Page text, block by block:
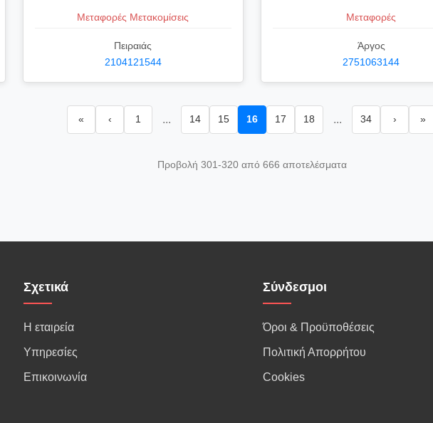
Μεταφορές Μετακομίσεις
Πειραιάς
2104121544
Μεταφορές
Άργος
2751063144
« ‹ 1 ... 14 15 16 17 18 ... 34 › »
Προβολή 301-320 από 666 αποτελέσματα
Σχετικά
Η εταιρεία
Υπηρεσίες
Επικοινωνία
Σύνδεσμοι
Όροι & Προϋποθέσεις
Πολιτική Απορρήτου
Cookies